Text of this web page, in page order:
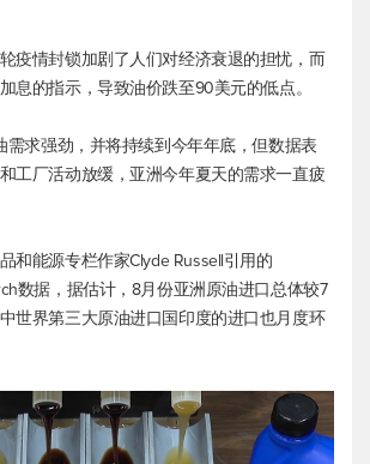
疫情封锁加剧了人们对经济衰退的担忧，而
息的指示，导致油价跌至90美元的低点。
需求强劲，并将持续到今年年底，但数据表
工厂活动放缓，亚洲今年夏天的需求一直疲
和能源专栏作家Clyde Russell引用的
数据，据估计，8月份亚洲原油进口总体较7
世界第三大原油进口国印度的进口也月度环